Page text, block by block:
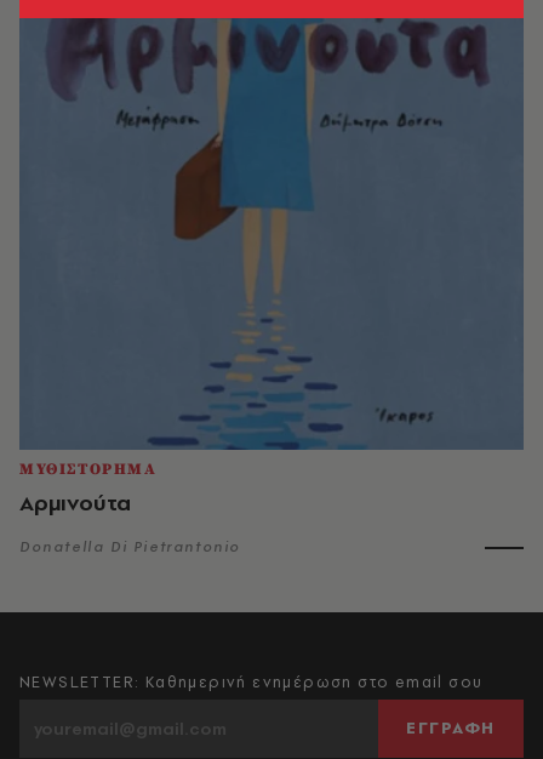
ΜΥΘΙΣΤΟΡΗΜΑ
Αρμινούτα
Donatella Di Pietrantonio
NEWSLETTER: Καθημερινή ενημέρωση στο email σου
ΕΓΓΡΑΦΗ